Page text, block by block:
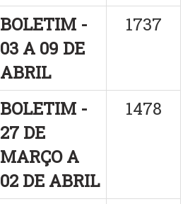
BOLETIM -
03 A 09 DE
ABRIL
1737
BOLETIM -
27 DE
MARÇO A
02 DE ABRIL
1478